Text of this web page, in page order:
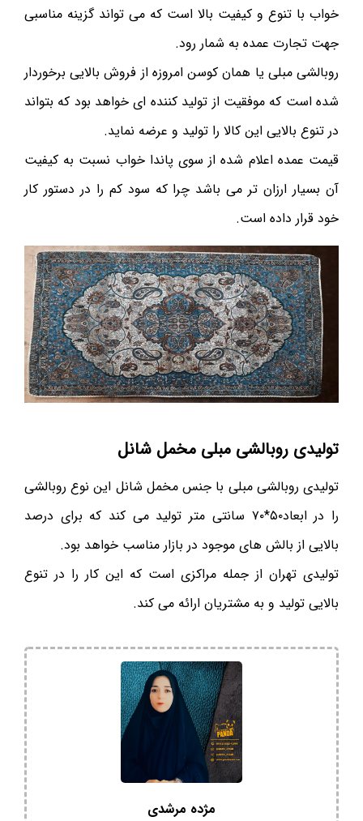
خواب با تنوع و کیفیت بالا است که می تواند گزینه مناسبی
جهت تجارت عمده به شمار رود.
روبالشی مبلی یا همان کوسن امروزه از فروش بالایی برخوردار
شده است که موفقیت از تولید کننده ای خواهد بود که بتواند
در تنوع بالایی این کالا را تولید و عرضه نماید‌.
قیمت عمده اعلام شده از سوی پاندا خواب نسبت به کیفیت
آن بسیار ارزان تر می باشد چرا که سود کم را در دستور کار
خود قرار داده است.
تولیدی روبالشی مبلی مخمل شانل
تولیدی روبالشی مبلی با جنس مخمل شانل این نوع روبالشی
را در ابعاد۵۰*۷۰ سانتی متر تولید می کند که برای درصد
بالایی از بالش های موجود در بازار مناسب خواهد بود.
تولیدی تهران از جمله مراکزی است که این کار را در تنوع
بالایی تولید و به مشتریان ارائه می کند.
مژده مرشدی